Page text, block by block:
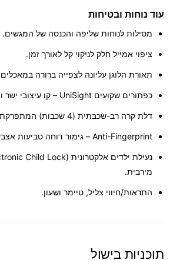
עוד נוחות ובטיחות
מסילות לנוחות שליפה והכנסה של המגשים.
ציפוי אמייל חלק לניקוי קל לאורך זמן.
תאורת הלוגן עליונה לצפייה ברורה
כפתורים שקועים UniSight – קו עיצובי ישר
דלת קרה רב-שכבתית (4 שכבות) המתפרקת
Anti-Fingerprint – גימור דוחה טביעות
נעילת ילדים אלקטרונית
מירבית.
התראות/חיווי צליל, טיימר ושעון.
תוכניות בישול